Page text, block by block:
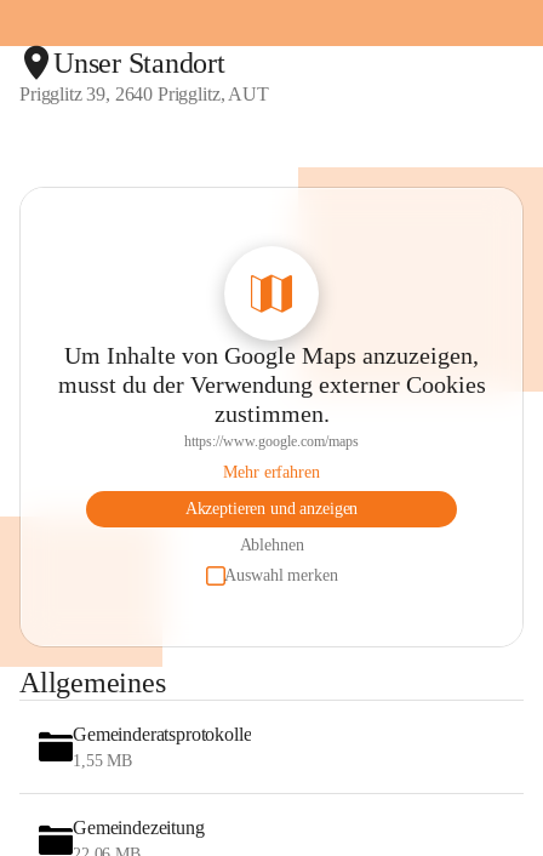
Unser Standort
Prigglitz 39, 2640 Prigglitz, AUT
Um Inhalte von Google Maps anzuzeigen,
musst du der Verwendung externer Cookies
zustimmen.
https://www.google.com/maps
Mehr erfahren
Akzeptieren und anzeigen
Ablehnen
Auswahl merken
Allgemeines
Gemeinderatsprotokolle
1,55 MB
Gemeindezeitung